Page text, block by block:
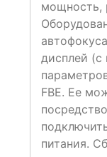
мощность,
дисплей (с
FBE. Ее
питания.